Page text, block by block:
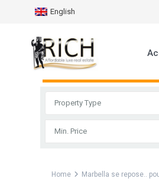
English
Advanced Search
Property Type
Home Marbella se repose..